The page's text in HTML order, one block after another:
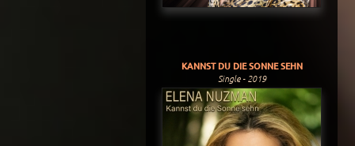
KANNST DU DIE SONNE SEHN
Single - 2019